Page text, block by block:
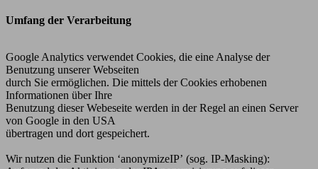
Umfang der Verarbeitung
Google Analytics verwendet Cookies, die eine Analyse der
Benutzung unserer Webseiten
durch Sie ermöglichen. Die mittels der Cookies erhobenen
Informationen über Ihre
Benutzung dieser Webeseite werden in der Regel an einen Server
von Google in den USA
übertragen und dort gespeichert.
Wir nutzen die Funktion ‘anonymizeIPʼ (sog. IP-Masking):